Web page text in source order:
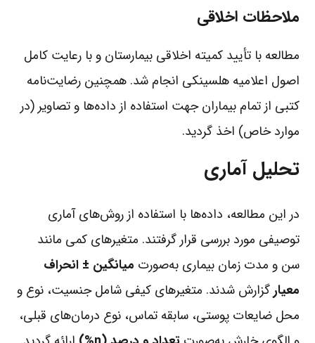
ملاحظات اخلاقی
مطالعه با تأیید کمیته اخلاقی بیمارستان و با رعایت کامل
اصول اعلامیه هلسینکی انجام شد. همچنین رضایت‌نامه
کتبی از تمام بیماران جهت استفاده از داده‌ها و تصاویر (در
موارد خاص) اخذ گردید.
تحلیل آماری
در این مطالعه، داده‌ها با استفاده از روش‌های آماری
توصیفی مورد بررسی قرار گرفتند. متغیرهای کمی مانند
سن و مدت زمان بیماری به‌صورت میانگین ± انحراف
معیار گزارش شدند. متغیرهای کیفی شامل جنسیت، نوع و
محل ضایعات پوستی، سابقه تماس، نوع درمان‌های قبلی،